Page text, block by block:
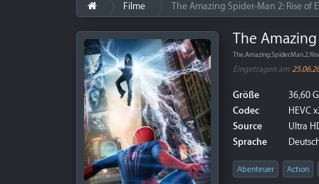
Filme The Amazing Spider-Man 2: Rise of
The Amazing
Eingetragen am
Größe
36,60
Codec
HEVC
Source
Ultra
Sprache
Abenteuer Action